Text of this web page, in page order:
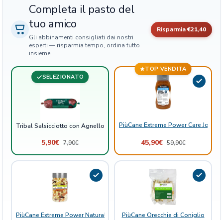
o
F
r
e
s
c
o
n
t
Completa il pasto del
tuo amico
Gli abbinamenti consigliati dai nostri
esperti — risparmia tempo, ordina tutto
insieme.
Risparmia€21,40
SELEZIONATO
Tribal Salsicciotto con Agnello Fresco
5,90€ 7,90€
TOP VENDITA
PiùCane Extreme Power Care Joint
45,90€ 59,90€
PiùCane Extreme Power Natural Delights Mix FruttaPiùCane Orecchie di Coniglio